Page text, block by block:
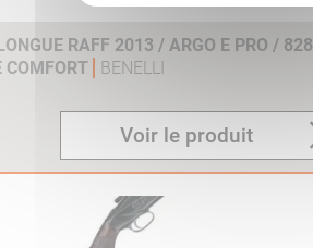
RAFF 2013 / ARGO E PRO / 828
COMFORT
BENELLI
Voir le produit